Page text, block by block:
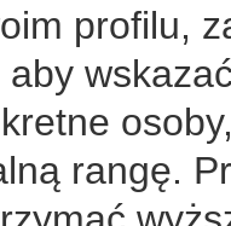
profilu,
rangę.